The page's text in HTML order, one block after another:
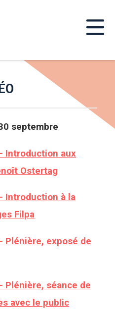
septembre
Introduction aux
Ostertag
Introduction à la
Filpa
Plénière, exposé de
Plénière, séance de
avec le public